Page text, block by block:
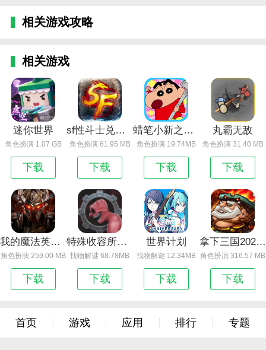
相关游戏攻略
相关游戏
迷你世界
角色扮演 1.07 GB
下载
sf性斗士兑换码什么地方用教学_sf性斗士（附永久有效兑换码）
角色扮演 61.95 MB
下载
蜡笔小新之小帮手大作战
角色扮演 19.74MB
下载
丸霸无敌
角色扮演 31.40 MB
下载
我的魔法英雄伙伴免费版
角色扮演 259.00 MB
下载
特殊收容所生存
找物解谜 68.78MB
下载
世界计划
找物解谜 12.34MB
下载
拿下三国2024版
角色扮演 316.57 MB
下载
首页 游戏 应用 排行 专题